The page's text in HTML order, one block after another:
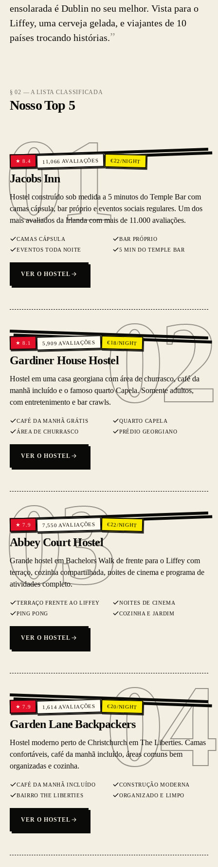
ensolarada é Dublin no seu melhor. Vista para o
Liffey, uma cerveja gelada, e viajantes de 10
países trocando histórias.”
§ 02 — A LISTA CLASSIFICADA
Nosso Top 5
01
01
★8.4 11,066 AVALIAÇÕES €22/NIGHT
Jacobs Inn
Hostel construído sob medida a 5 minutos do Temple Bar com
camas cápsula, bar próprio e eventos sociais regulares. Um dos
mais avaliados da Irlanda com mais de 11.000 avaliações.
CAMAS CÁPSULA
BAR PRÓPRIO
EVENTOS TODA NOITE
5 MIN DO TEMPLE BAR
VER O HOSTEL
02
02
★8.1 5,909 AVALIAÇÕES €18/NIGHT
Gardiner House Hostel
Hostel em uma casa georgiana com área de churrasco, café da
manhã incluído e o famoso quarto Capela. Somente adultos,
com entretenimento e bar crawls.
CAFÉ DA MANHÃ GRÁTIS
QUARTO CAPELA
ÁREA DE CHURRASCO
PRÉDIO GEORGIANO
VER O HOSTEL
03
03
★7.9 7,550 AVALIAÇÕES €22/NIGHT
Abbey Court Hostel
Grande hostel em Bachelors Walk de frente para o Liffey com
terraço, cozinha compartilhada, noites de cinema e programa de
atividades completo.
TERRAÇO FRENTE AO LIFFEY
NOITES DE CINEMA
PING PONG
COZINHA E JARDIM
VER O HOSTEL
04
04
★7.9 1,614 AVALIAÇÕES €20/NIGHT
Garden Lane Backpackers
Hostel moderno perto de Christchurch em The Liberties. Camas
confortáveis, café da manhã incluído, áreas comuns bem
organizadas e cozinha.
CAFÉ DA MANHÃ INCLUÍDO
CONSTRUÇÃO MODERNA
BAIRRO THE LIBERTIES
ORGANIZADO E LIMPO
VER O HOSTEL